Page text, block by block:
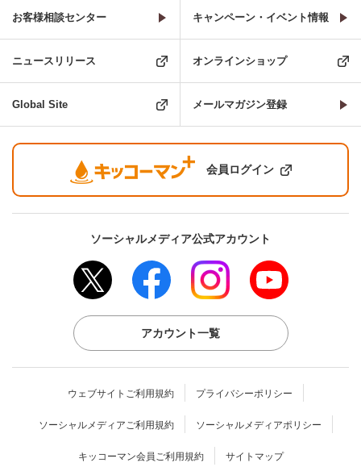
お客様相談センター キャンペーン・イベント情報
ニュースリリース オンラインショップ
Global Site メールマガジン登録
会員ログイン
ソーシャルメディア公式アカウント
アカウント一覧
ウェブサイトご利用規約 プライバシーポリシー
ソーシャルメディアご利用規約 ソーシャルメディアポリシー
キッコーマン会員ご利用規約 サイトマップ